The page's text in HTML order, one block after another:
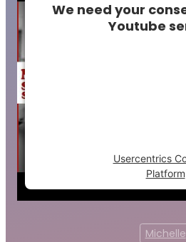
We need your
Youtube
Usercentrics
Platform
Michelle